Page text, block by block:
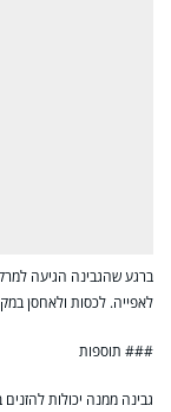
ברגע שהגבינה הגיעה
לאפייה. לכסות ולאחסן
### תוספות
גבינה ממנה יכולות